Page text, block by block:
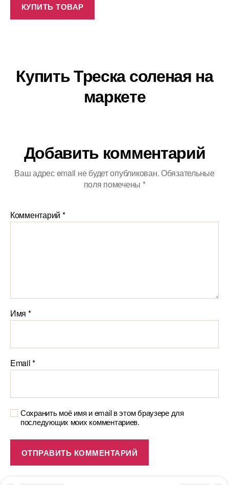
КУПИТЬ ТОВАР
Купить Треска соленая на
маркете
Добавить комментарий
Ваш адрес email не будет опубликован.Обязательные
поля помечены *
Комментарий *
Имя *
Email*
Сохранить моё имя и email в этом браузере для
последующих моих комментариев.